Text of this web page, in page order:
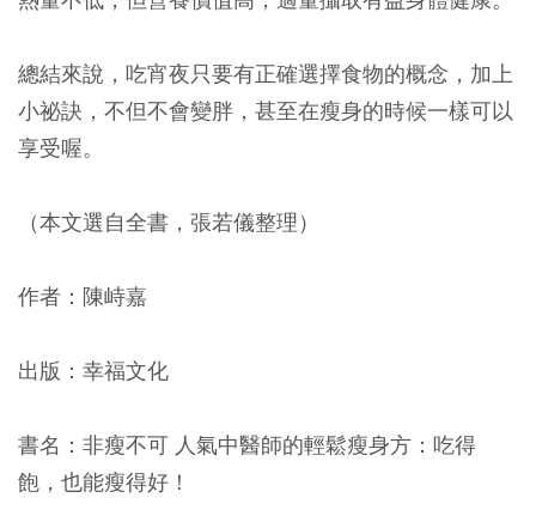
總結來說，吃宵夜只要有正確選擇食物的概念，加上
小祕訣，不但不會變胖，甚至在瘦身的時候一樣可以
享受喔。
（本文選自全書，張若儀整理）
作者：陳峙嘉
出版：幸福文化
書名：非瘦不可 人氣中醫師的輕鬆瘦身方：吃得
飽，也能瘦得好！